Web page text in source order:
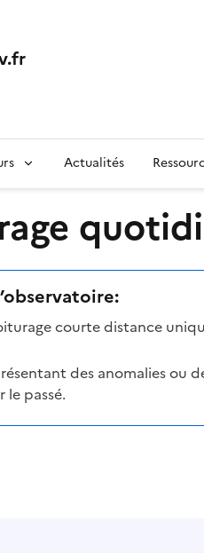
Actualités
courte distance
des anomalies ou
le passé.